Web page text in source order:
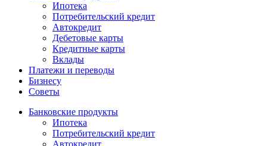
Ипотека
Потребительский кредит
Автокредит
Дебетовые карты
Кредитные карты
Вклады
Платежи и переводы
Бизнесу
Советы
Банковские продукты
Ипотека
Потребительский кредит
Автокредит